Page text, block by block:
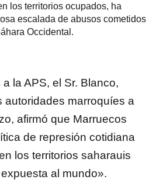
los territorios ocupados, ha
escalada de abusos cometidos
Occidental.
la APS, el Sr. Blanco,
autoridades marroquíes a
afirmó que Marruecos
de represión cotidiana
los territorios saharauis
al mundo».